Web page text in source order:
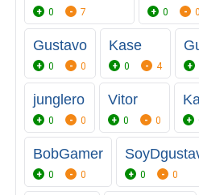
0 7 0 0
Gustavo
0 0
Kase
0 4
junglero
0 0
Vitor
0 0
BobGamer
0 0 0 0